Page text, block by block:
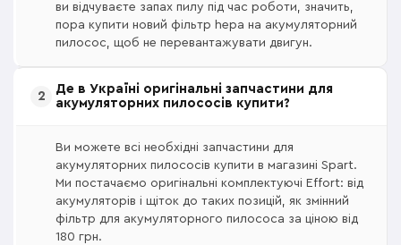
ви відчуваєте запах пилу під час роботи, значить,
пора купити новий фільтр hepa на акумуляторний
пилосос, щоб не перевантажувати двигун.
Де в Україні оригінальні запчастини для
акумуляторних пилососів купити?
Ви можете всі необхідні запчастини для
акумуляторних пилососів купити в магазині Spart.
Ми постачаємо оригінальні комплектуючі Effort: від
акумуляторів і щіток до таких позицій, як змінний
фільтр для акумуляторного пилососа за ціною від
180 грн.